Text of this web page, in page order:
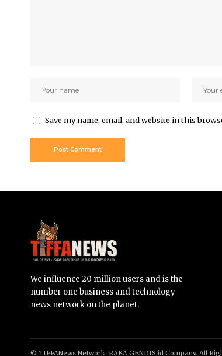
Save my name, email, and website in this
We influence 20 million users and is the
number one business and technology
news network on the planet.
© TIFFANews Network. RAKA GENDIS.id Company. All